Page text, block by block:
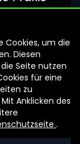
Stop-
Design
dem
Cookies, um die
Diesen
Seite nutzen
für eine
zu
Anklicken des
.